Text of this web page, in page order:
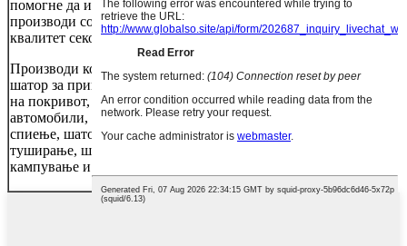
помогне да испорачате
производи со висок
квалитет секој пат.
Производи кои покриваат:
шатор за приколка, шатор
на покривот, тенда за
автомобили, шпак, вреќа за
спиење, шатор за
туширање, шатор за
кампување и така натаму.
секој чекор од патот.
OEM, ODM вклучуваат:
материјал, дизајн, пакет и
така натаму.